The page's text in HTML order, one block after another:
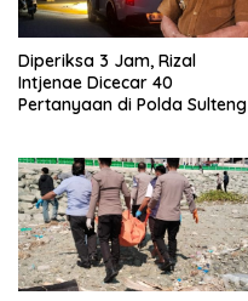
Diperiksa 3 Jam, Rizal
Intjenae Dicecar 40
Pertanyaan di Polda Sulteng